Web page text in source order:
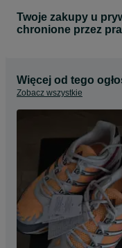
Twoje zakupy u
chronione przez
Więcej od tego
Zobacz wszystkie